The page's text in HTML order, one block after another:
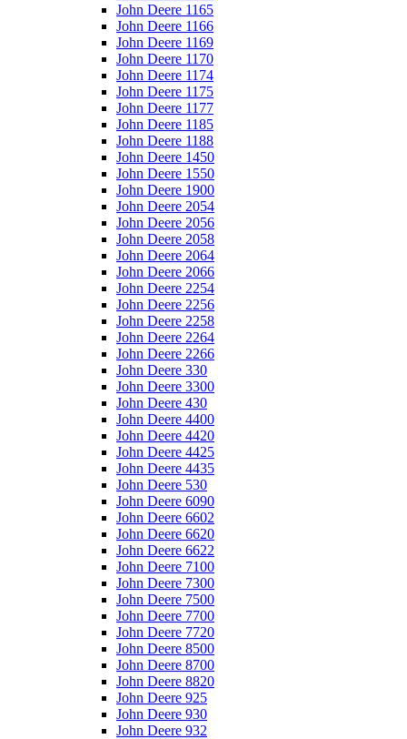
John Deere 1165
John Deere 1166
John Deere 1169
John Deere 1170
John Deere 1174
John Deere 1175
John Deere 1177
John Deere 1185
John Deere 1188
John Deere 1450
John Deere 1550
John Deere 1900
John Deere 2054
John Deere 2056
John Deere 2058
John Deere 2064
John Deere 2066
John Deere 2254
John Deere 2256
John Deere 2258
John Deere 2264
John Deere 2266
John Deere 330
John Deere 3300
John Deere 430
John Deere 4400
John Deere 4420
John Deere 4425
John Deere 4435
John Deere 530
John Deere 6090
John Deere 6602
John Deere 6620
John Deere 6622
John Deere 7100
John Deere 7300
John Deere 7500
John Deere 7700
John Deere 7720
John Deere 8500
John Deere 8700
John Deere 8820
John Deere 925
John Deere 930
John Deere 932